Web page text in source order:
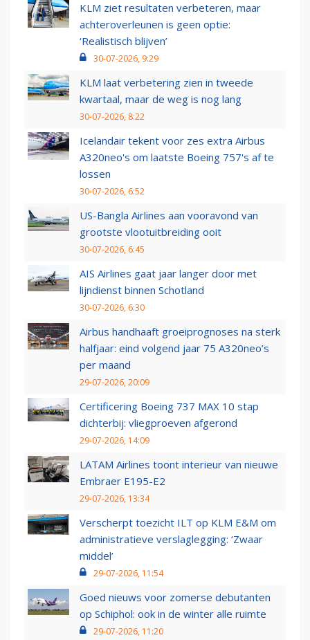
KLM ziet resultaten verbeteren, maar
achteroverleunen is geen optie:
‘Realistisch blijven’
30-07-2026, 9:29
KLM laat verbetering zien in tweede
kwartaal, maar de weg is nog lang
30-07-2026, 8:22
Icelandair tekent voor zes extra Airbus
A320neo's om laatste Boeing 757's af te
lossen
30-07-2026, 6:52
US-Bangla Airlines aan vooravond van
grootste vlootuitbreiding ooit
30-07-2026, 6:45
AIS Airlines gaat jaar langer door met
lijndienst binnen Schotland
30-07-2026, 6:30
Airbus handhaaft groeiprognoses na sterk
halfjaar: eind volgend jaar 75 A320neo’s
per maand
29-07-2026, 20:09
Certificering Boeing 737 MAX 10 stap
dichterbij: vliegproeven afgerond
29-07-2026, 14:09
LATAM Airlines toont interieur van nieuwe
Embraer E195-E2
29-07-2026, 13:34
Verscherpt toezicht ILT op KLM E&M om
administratieve verslaglegging: ‘Zwaar
middel’
29-07-2026, 11:54
Goed nieuws voor zomerse debutanten
op Schiphol: ook in de winter alle ruimte
29-07-2026, 11:20